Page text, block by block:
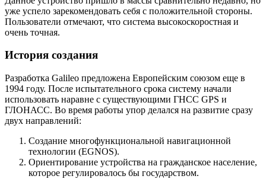
уже успело зарекомендовать себя с положительной стороны.
Пользователи отмечают, что система высокоскоростная и
очень точная.
История создания
Разработка Galileo предложена Европейским союзом еще в
1994 году. После испытательного срока систему начали
использовать наравне с существующими ГНСС GPS и
ГЛОНАСС. Во время работы упор делался на развитие сразу
двух направлений:
Создание многофункциональной навигационной
технологии (EGNOS).
Ориентирование устройства на гражданское население,
которое регулировалось бы государством.